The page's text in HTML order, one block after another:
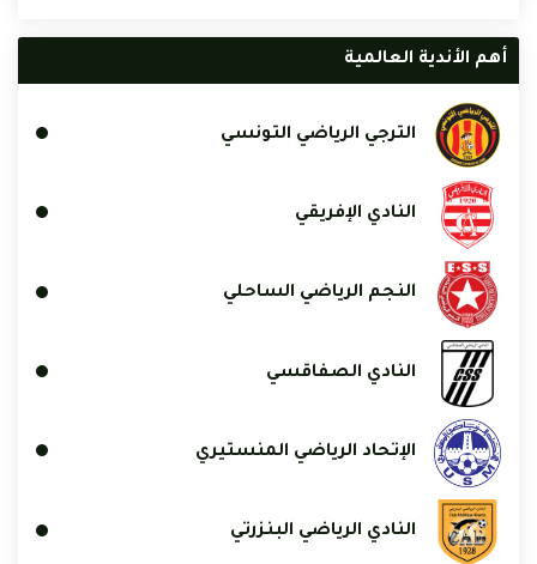
أهم الأندية العالمية
الترجي الرياضي التونسي
النادي الإفريقي
النجم الرياضي الساحلي
النادي الصفاقسي
الإتحاد الرياضي المنستيري
النادي الرياضي البنزرتي